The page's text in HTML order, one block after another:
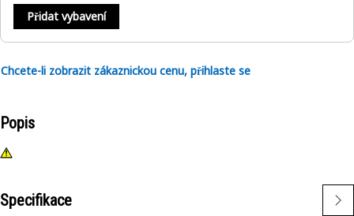
Přidat vybavení
Chcete-li zobrazit zákaznickou cenu, přihlaste se
Popis
Specifikace